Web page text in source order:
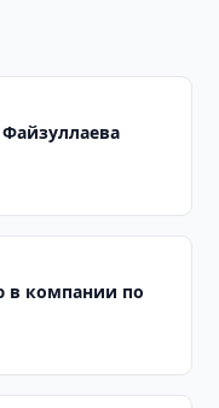
в компании по